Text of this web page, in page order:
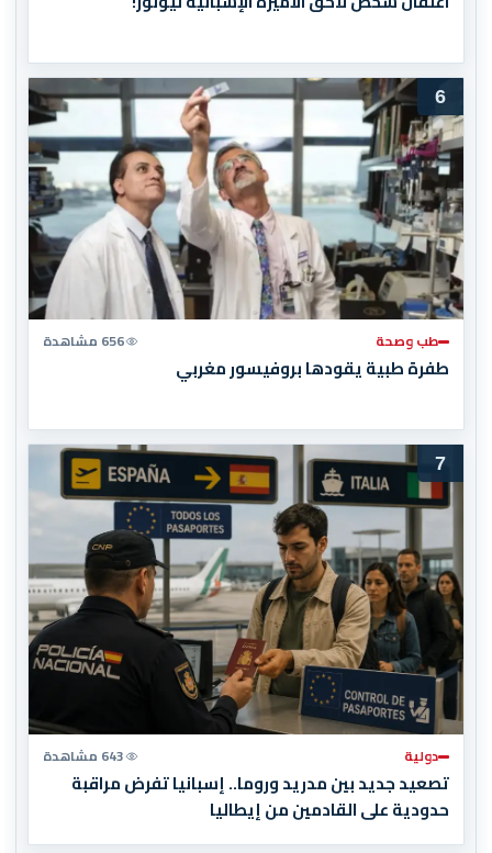
6
طب وصحة 656 مشاهدة
طفرة طبية يقودها بروفيسور مغربي
7
دولية 643 مشاهدة
تصعيد جديد بين مدريد وروما.. إسبانيا تفرض مراقبة
حدودية على القادمين من إيطاليا